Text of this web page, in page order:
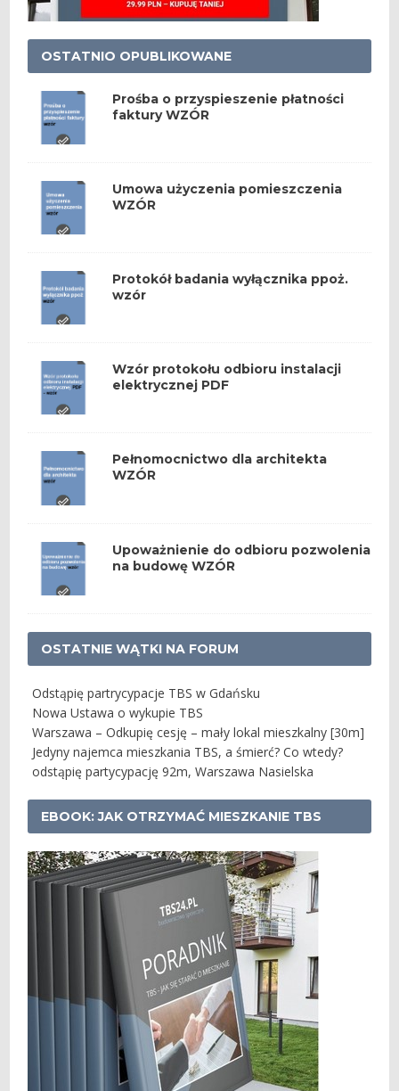
OSTATNIO OPUBLIKOWANE
Prośba o przyspieszenie płatności
faktury WZÓR
Umowa użyczenia pomieszczenia
WZÓR
Protokół badania wyłącznika ppoż.
wzór
Wzór protokołu odbioru instalacji
elektrycznej PDF
Pełnomocnictwo dla architekta
WZÓR
Upoważnienie do odbioru pozwolenia
na budowę WZÓR
OSTATNIE WĄTKI NA FORUM
Odstąpię partrycypacje TBS w Gdańsku
Nowa Ustawa o wykupie TBS
Warszawa – Odkupię cesję – mały lokal mieszkalny [30m]
Jedyny najemca mieszkania TBS, a śmierć? Co wtedy?
odstąpię partycypację 92m, Warszawa Nasielska
EBOOK: JAK OTRZYMAĆ MIESZKANIE TBS